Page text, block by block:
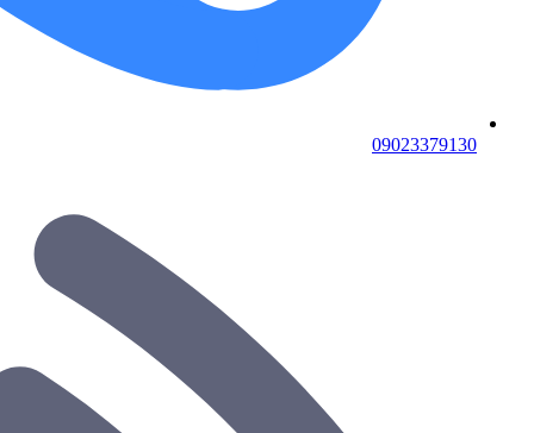
09023379130